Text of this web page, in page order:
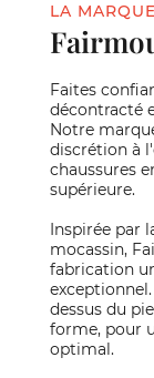
LA MARQUE
Faites
décontracté
Notre
discrétion à
chaussures
supérieure.
Inspirée par
mocassin,
fabrication
dessus du
forme, pour
optimal.